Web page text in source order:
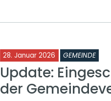
28. Januar 2026 GEMEINDE
Update:
der